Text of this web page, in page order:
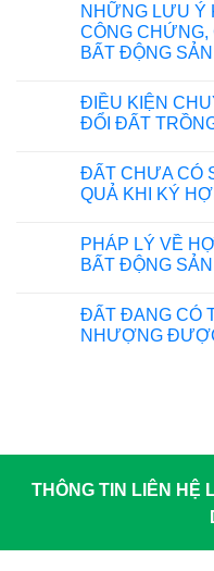
NHỮNG LƯU Ý
CÔNG
BẤT ĐỘNG SẢN
ĐIỀU KIỆN
ĐỔI ĐẤT
ĐẤT CHƯA CÓ
QUẢ KHI KÝ
PHÁP LÝ VỀ
BẤT ĐỘNG
ĐẤT ĐANG CÓ
NHƯỢNG
THÔNG TIN LIÊN HỆ